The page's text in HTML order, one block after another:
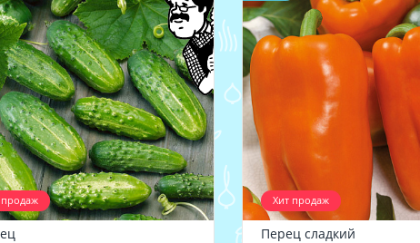
продаж Хит продаж
Перец сладкий